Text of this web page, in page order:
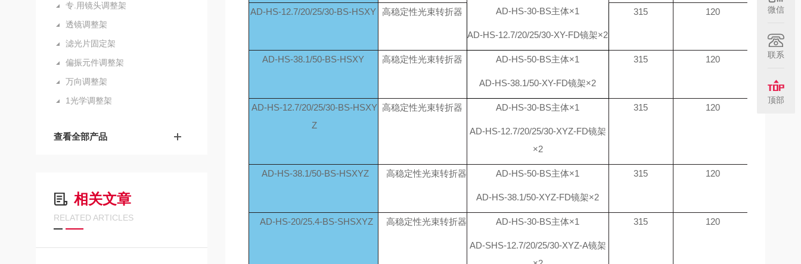
专.用镜头调整架
透镜调整架
滤光片固定架
偏振元件调整架
万向调整架
1光学调整架
查看全部产品
相关文章
RELATED ARTICLES
AD-HS-12.7/20/25/30-BS-HSXY 高稳定性光束转折器 AD-HS-30-BS主体×1
AD-HS-12.7/20/25/30-XY-FD镜架×2
315 120
AD-HS-38.1/50-BS-HSXY 高稳定性光束转折器 AD-HS-50-BS主体×1
AD-HS-38.1/50-XY-FD镜架×2
315 120
AD-HS-12.7/20/25/30-BS-HSXY
Z
高稳定性光束转折器 AD-HS-30-BS主体×1
AD-HS-12.7/20/25/30-XYZ-FD镜架
×2
315 120
AD-HS-38.1/50-BS-HSXYZ 高稳定性光束转折器 AD-HS-50-BS主体×1
AD-HS-38.1/50-XYZ-FD镜架×2
315 120
AD-HS-20/25.4-BS-SHSXYZ 高稳定性光束转折器 AD-HS-30-BS主体×1
AD-SHS-12.7/20/25/30-XYZ-A镜架
315 120
微信
联系
顶部